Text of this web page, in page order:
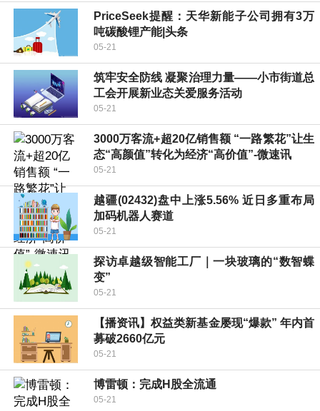
PriceSeek提醒：天华新能子公司拥有3万
吨碳酸锂产能|头条
05-21
筑牢安全防线 凝聚治理力量——小市街道总
工会开展新业态关爱服务活动
05-21
3000万客流+超20亿销售额 “一路繁花”让生
态“高颜值”转化为经济“高价值”-微速讯
05-21
越疆(02432)盘中上涨5.56% 近日多重布局
加码机器人赛道
05-21
探访卓越级智能工厂｜一块玻璃的“数智蝶
变”
05-21
【播资讯】权益类新基金屡现“爆款” 年内首
募破2660亿元
05-21
博雷顿：完成H股全流通
05-21